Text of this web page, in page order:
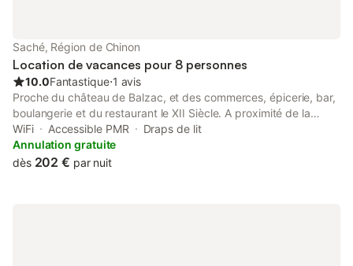
Saché, Région de Chinon
Location de vacances pour 8 personnes
10.0Fantastique⋅1 avis
Proche du château de Balzac, et des commerces, épicerie, bar,
boulangerie et du restaurant le XII Siècle. A proximité de la
maison , terrain de tennis, terrain de pétanque, et promenade
au bord de l'indre.
WiFi Accessible PMR
Draps de lit
Annulation gratuite
dès 202 € par nuit